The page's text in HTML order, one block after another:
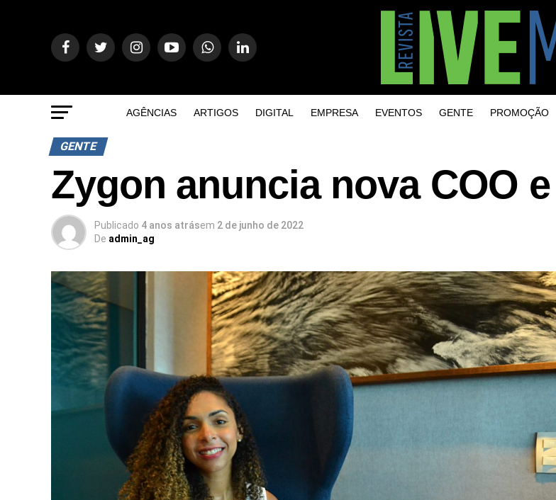
AGÊNCIAS ARTIGOS DIGITAL EMPRESA EVENTOS GENTE PROMOÇÃO
GENTE
Zygon anuncia nova COO
Publicado 4 anos atrásem 2 de junho de 2022
De admin_ag